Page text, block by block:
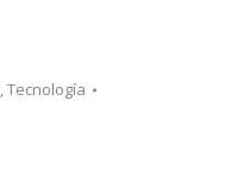
,Tecnología